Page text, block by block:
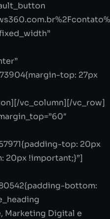
top: 27px
vc_column][/vc_row]
top: 20px
20px !important;}”]
bottom:
Marketing Digital e